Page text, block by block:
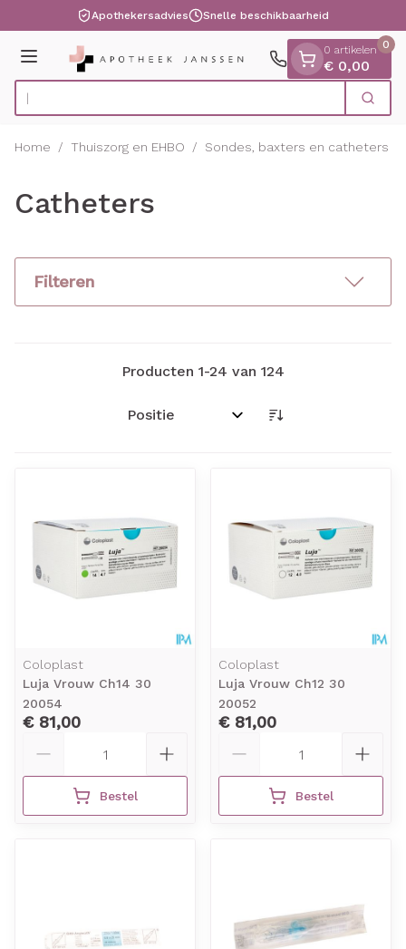
Ga naar de inhoudApothekersadvies Snelle beschikbaarheid
Menu
Product, merk, categorie...
Vind s Zoek
0 artikelen
€ 0,00
0
Home / Thuiszorg en EHBO / Sondes, baxters en catheters
Catheters
Filteren
Producten 1-24 van 124
Sorteer op:
Coloplast
Luja Vrouw Ch14 30
20054
€ 81,00
Bestel
Coloplast
Luja Vrouw Ch12 30
20052
€ 81,00
Bestel